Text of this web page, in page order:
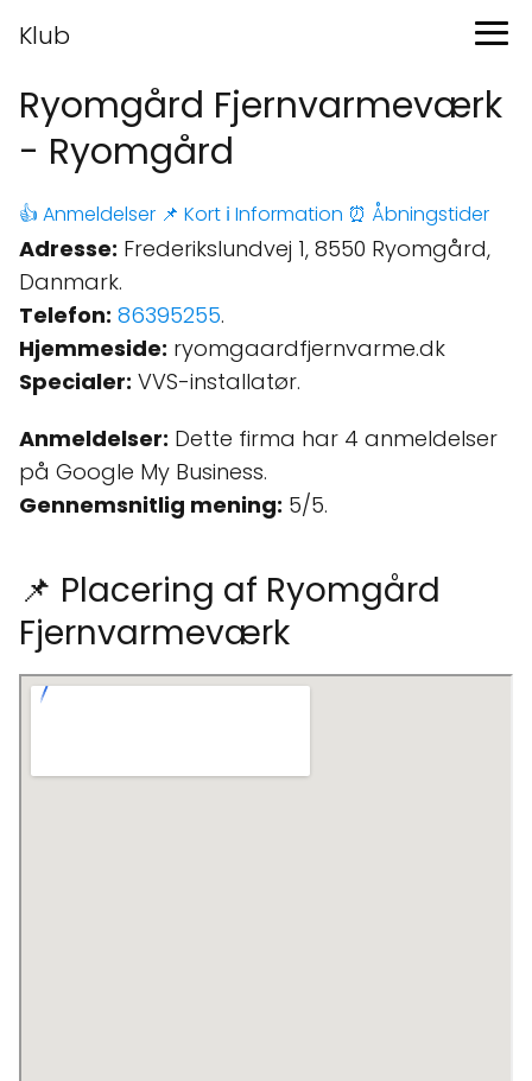
Klub
Ryomgård Fjernvarmeværk
- Ryomgård
👍 Anmeldelser 📌 Kort ℹ️ Information ⏰ Åbningstider
Adresse: Frederikslundvej 1, 8550 Ryomgård,
Danmark.
Telefon: 86395255.
Hjemmeside: ryomgaardfjernvarme.dk
Specialer: VVS-installatør.
Anmeldelser: Dette firma har 4 anmeldelser
på Google My Business.
Gennemsnitlig mening: 5/5.
📌 Placering af Ryomgård
Fjernvarmeværk